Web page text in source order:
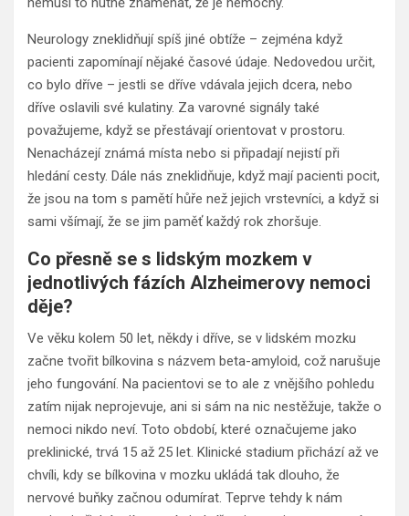
Neurology zneklidňují spíš jiné obtíže – zejména když
pacienti zapomínají nějaké časové údaje. Nedovedou určit,
co bylo dříve – jestli se dříve vdávala jejich dcera, nebo
dříve oslavili své kulatiny. Za varovné signály také
považujeme, když se přestávají orientovat v prostoru.
Nenacházejí známá místa nebo si připadají nejistí při
hledání cesty. Dále nás zneklidňuje, když mají pacienti pocit,
že jsou na tom s pamětí hůře než jejich vrstevníci, a když si
sami všímají, že se jim paměť každý rok zhoršuje.
Co přesně se s lidským mozkem v
jednotlivých fázích Alzheimerovy nemoci
děje?
Ve věku kolem 50 let, někdy i dříve, se v lidském mozku
začne tvořit bílkovina s názvem beta-amyloid, což narušuje
jeho fungování. Na pacientovi se to ale z vnějšího pohledu
zatím nijak neprojevuje, ani si sám na nic nestěžuje, takže o
nemoci nikdo neví. Toto období, které označujeme jako
preklinické, trvá 15 až 25 let. Klinické stadium přichází až ve
chvíli, kdy se bílkovina v mozku ukládá tak dlouho, že
nervové buňky začnou odumírat. Teprve tehdy k nám